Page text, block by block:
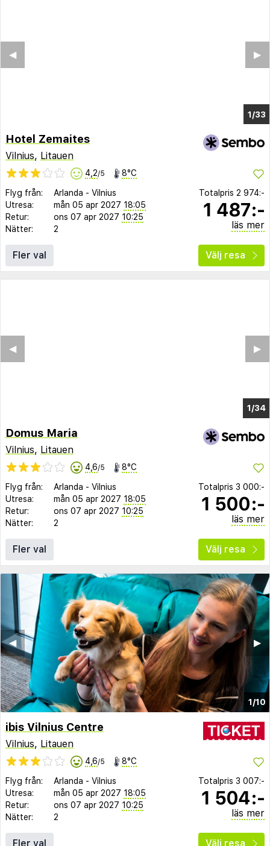
1/27
▶︎
◀︎
Hotel Zemaites
Vilnius, Litauen
4,2/5 8°C
Flyg från: Arlanda - Vilnius
Utresa:
mån 05 apr 2027 18:05
Retur:
ons 07 apr 2027 10:25
Nätter:
2
Totalpris 2 974:-
1 487:-
läs mer
Fler val Välj resa
1/26
▶︎
◀︎
Domus Maria
Vilnius, Litauen
4,6/5 8°C
Flyg från: Arlanda - Vilnius
Utresa:
mån 05 apr 2027 18:05
Retur:
ons 07 apr 2027 10:25
Nätter:
2
Totalpris 3 000:-
1 500:-
läs mer
Fler val Välj resa
1/10
▶︎
◀︎
ibis Vilnius Centre
Vilnius, Litauen
4,6/5 8°C
Flyg från: Arlanda - Vilnius
Utresa:
mån 05 apr 2027 18:05
Retur:
ons 07 apr 2027 10:25
Nätter:
2
Totalpris 3 007:-
1 504:-
läs mer
Fler val Välj resa